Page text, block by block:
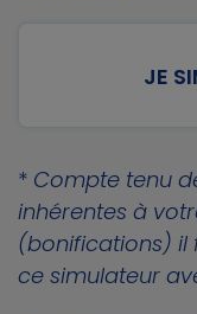
JE
* Compte tenu
inhérentes à
(bonifications) il
ce simulateur